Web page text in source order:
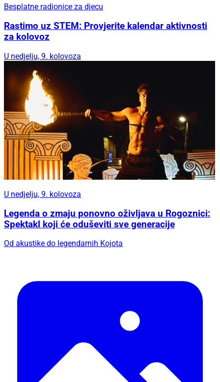
Besplatne radionice za djecu
Rastimo uz STEM: Provjerite kalendar aktivnosti
za kolovoz
U nedjelju, 9. kolovoza
U nedjelju, 9. kolovoza
Legenda o zmaju ponovno oživljava u Rogoznici:
Spektakl koji će oduševiti sve generacije
Od akustike do legendarnih Kojota